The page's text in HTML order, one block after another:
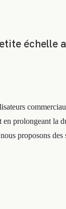
prolongeant la
proposons